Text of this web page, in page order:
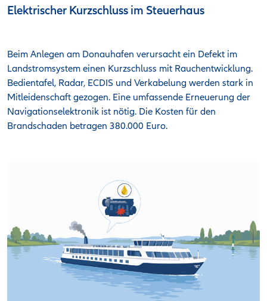
Elektrischer Kurzschluss im Steuerhaus
Beim Anlegen am Donauhafen verursacht ein Defekt im
Landstromsystem einen Kurzschluss mit Rauchentwicklung.
Bedientafel, Radar, ECDIS und Verkabelung werden stark in
Mitleidenschaft gezogen. Eine umfassende Erneuerung der
Navigationselektronik ist nötig. Die Kosten für den
Brandschaden betragen 380.000 Euro.